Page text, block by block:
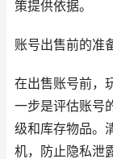
策提供依据。
账号出售前的准
在出售账号前，
一步是评估账号
级和库存物品。
机，防止隐私泄